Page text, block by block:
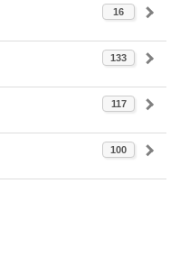
16
133
117
100